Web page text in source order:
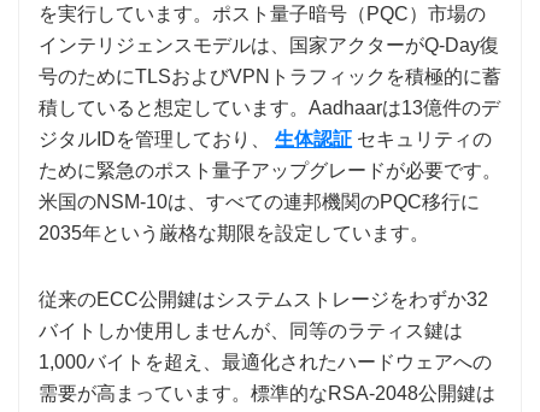
を実行しています。ポスト量子暗号（PQC）市場の
インテリジェンスモデルは、国家アクターがQ-Day復
号のためにTLSおよびVPNトラフィックを積極的に蓄
積していると想定しています。Aadhaarは13億件のデ
ジタルIDを管理しており、 生体認証 セキュリティの
ために緊急のポスト量子アップグレードが必要です。
米国のNSM-10は、すべての連邦機関のPQC移行に
2035年という厳格な期限を設定しています。
従来のECC公開鍵はシステムストレージをわずか32
バイトしか使用しませんが、同等のラティス鍵は
1,000バイトを超え、最適化されたハードウェアへの
需要が高まっています。標準的なRSA-2048公開鍵は